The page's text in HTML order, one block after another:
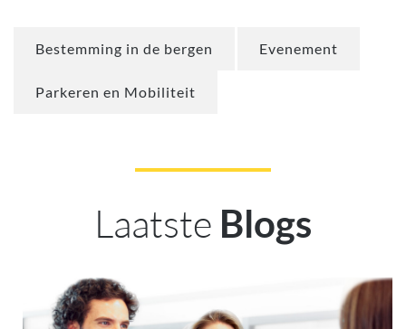
Bestemming in de bergen Evenement
Parkeren en Mobiliteit
Laatste Blogs